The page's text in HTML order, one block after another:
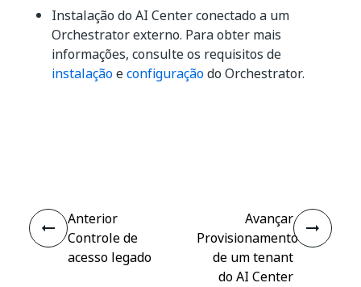
Instalação do AI Center conectado a um
Orchestrator externo. Para obter mais
informações, consulte os requisitos de
instalaçãoeconfiguraçãodo Orchestrator.
Anterior
Controle de
acesso legado
Avançar
Provisionamento
de um tenant
do AI Center